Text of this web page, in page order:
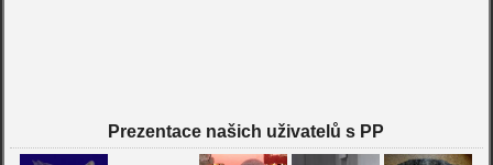
Prezentace našich uživatelů s PP